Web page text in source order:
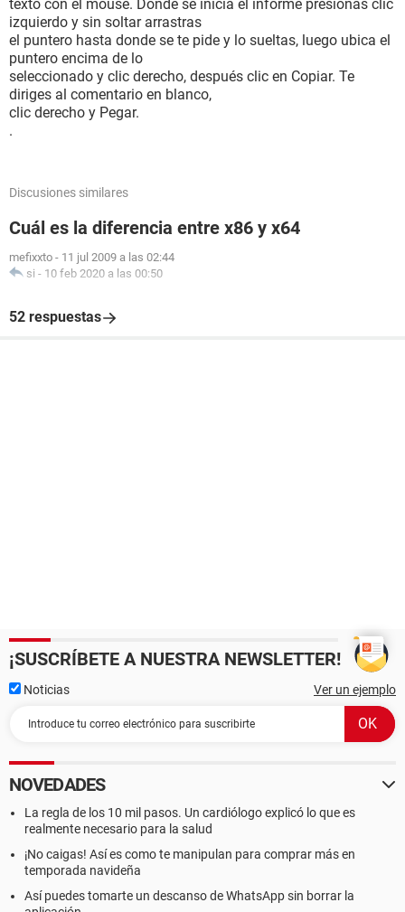
texto con el mouse. Donde se inicia el informe presionas clic
izquierdo y sin soltar arrastras
el puntero hasta donde se te pide y lo sueltas, luego ubica el
puntero encima de lo
seleccionado y clic derecho, después clic en Copiar. Te
diriges al comentario en blanco,
clic derecho y Pegar.
.
Discusiones similares
Cuál es la diferencia entre x86 y x64
mefixxto - 11 jul 2009 a las 02:44
si - 10 feb 2020 a las 00:50
52 respuestas
¡SUSCRÍBETE A NUESTRA NEWSLETTER!
Noticias Ver un ejemplo
NOVEDADES
La regla de los 10 mil pasos. Un cardiólogo explicó lo que es
realmente necesario para la salud
¡No caigas! Así es como te manipulan para comprar más en
temporada navideña
Así puedes tomarte un descanso de WhatsApp sin borrar la